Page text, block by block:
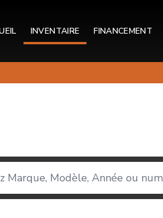
INVENTAIRE FINANCEMENT